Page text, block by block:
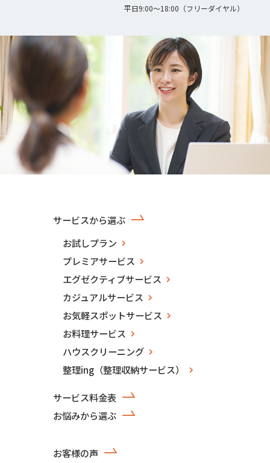
平日9:00〜18:00（フリーダイヤル）
サービスから選ぶ
お試しプラン
プレミアサービス
エグゼクティブサービス
カジュアルサービス
お気軽スポットサービス
お料理サービス
ハウスクリーニング
整理ing（整理収納サービス）
サービス料金表
お悩みから選ぶ
お客様の声